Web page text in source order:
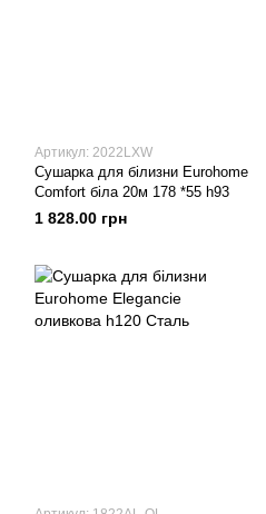
Артикул: 2022LXW
Сушарка для білизни Eurohome
Comfort біла 20м 178 *55 h93
1 828.00 грн